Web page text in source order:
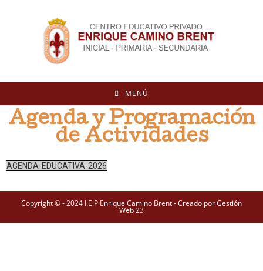
MENÚ
Agenda y Programación
de Actividades
AGENDA-EDUCATIVA-2026
Copyright © - 2024 I.E.P Enrique Camino Brent - Creado por Gestión
Web 23